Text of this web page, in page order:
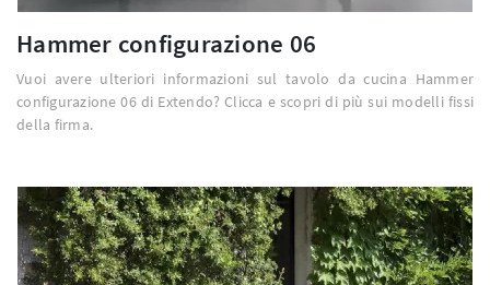
Hammer configurazione 06
Vuoi avere ulteriori informazioni sul tavolo da cucina Hammer
configurazione 06 di Extendo? Clicca e scopri di più sui modelli fissi
della firma.